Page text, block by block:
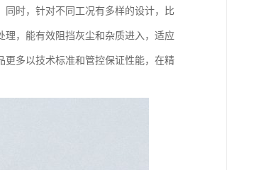
时，针对不同工况有多样的设计，比
理，能有效阻挡灰尘和杂质进入，适应
更多以技术标准和管控保证性能，在精